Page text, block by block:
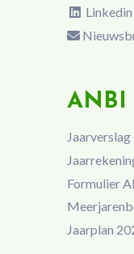
Linkedin
ANBI
Formulier
Jaarplan